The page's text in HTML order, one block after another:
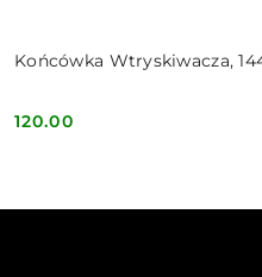
Końcówka Wtryskiwacza,
Cena:
120.00